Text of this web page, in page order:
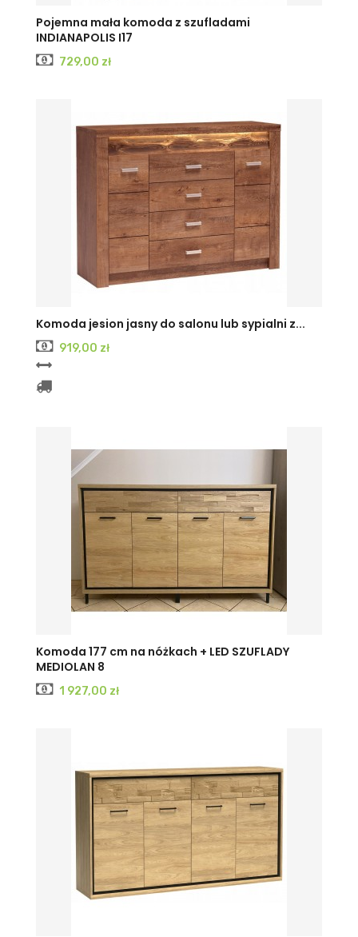
KRAFTJESIONJESION
Pojemna mała komoda z szufladami
INDIANAPOLIS I17
Cena
729,00 zł
KRAFTJESIONJESION
Komoda jesion jasny do salonu lub sypialni z...
Cena
919,00 zł
Komoda 177 cm na nóżkach + LED SZUFLADY
MEDIOLAN 8
Cena
1 927,00 zł